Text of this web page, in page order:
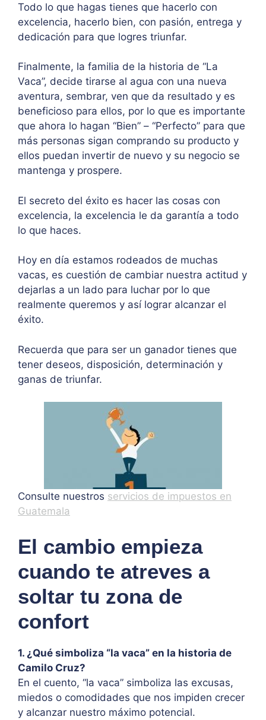
Todo lo que hagas tienes que hacerlo con
excelencia, hacerlo bien, con pasión, entrega y
dedicación para que logres triunfar.
Finalmente, la familia de la historia de “La
Vaca”, decide tirarse al agua con una nueva
aventura, sembrar, ven que da resultado y es
beneficioso para ellos, por lo que es importante
que ahora lo hagan “Bien” – “Perfecto” para que
más personas sigan comprando su producto y
ellos puedan invertir de nuevo y su negocio se
mantenga y prospere.
El secreto del éxito es hacer las cosas con
excelencia, la excelencia le da garantía a todo
lo que haces.
Hoy en día estamos rodeados de muchas
vacas, es cuestión de cambiar nuestra actitud y
dejarlas a un lado para luchar por lo que
realmente queremos y así lograr alcanzar el
éxito.
Recuerda que para ser un ganador tienes que
tener deseos, disposición, determinación y
ganas de triunfar.
Consulte nuestros servicios de impuestos en
Guatemala
El cambio empieza
cuando te atreves a
soltar tu zona de
confort
1. ¿Qué simboliza “la vaca” en la historia de
Camilo Cruz?
En el cuento, “la vaca” simboliza las excusas,
miedos o comodidades que nos impiden crecer
y alcanzar nuestro máximo potencial.